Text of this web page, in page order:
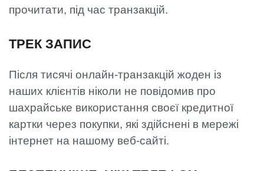
прочитати, під час транзакцій.
ТРЕК ЗАПИС
Після тисячі онлайн-транзакцій жоден із
наших клієнтів ніколи не повідомив про
шахрайське використання своєї кредитної
картки через покупки, які здійснені в мережі
інтернет на нашому веб-сайті.